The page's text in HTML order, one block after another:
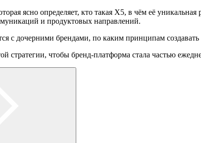
ясно определяет, кто такая X5, в чём её
и продуктовых направлений.
с дочерними брендами, по каким принципам
стратегии, чтобы бренд-платформа стала частью